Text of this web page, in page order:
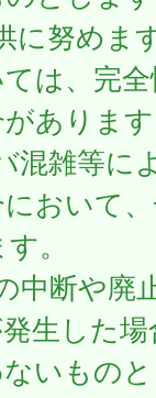
努めま
は、完
ありま
雑等に
おいて
。
断や廃
生した
いもの